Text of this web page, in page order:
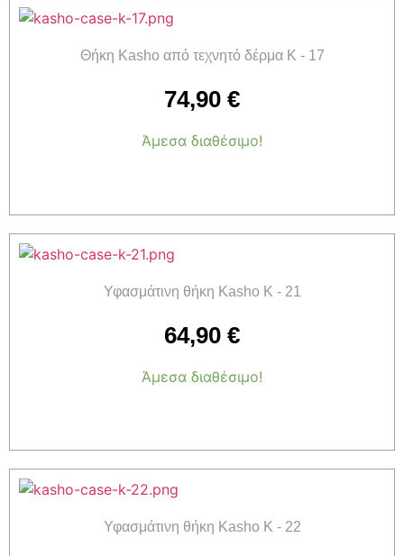
Θήκη Kasho από τεχνητό δέρμα K - 17
74,90 €
Άμεσα διαθέσιμο!
Υφασμάτινη θήκη Kasho K - 21
64,90 €
Άμεσα διαθέσιμο!
Υφασμάτινη θήκη Kasho K - 22